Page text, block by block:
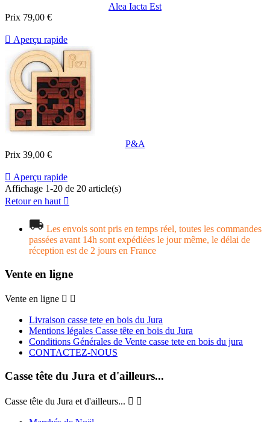
Alea Iacta Est
Prix 79,00 €
 Aperçu rapide
P&A
Prix 39,00 €
 Aperçu rapide
Affichage 1-20 de 20 article(s)
Retour en haut 
Les envois sont pris en temps réel, toutes les commandes
passées avant 14h sont expédiées le jour même, le délai de
réception est de 2 jours en France
Vente en ligne
Vente en ligne  
Livraison casse tete en bois du Jura
Mentions légales Casse tête en bois du Jura
Conditions Générales de Vente casse tete en bois du jura
CONTACTEZ-NOUS
Casse tête du Jura et d'ailleurs...
Casse tête du Jura et d'ailleurs...  